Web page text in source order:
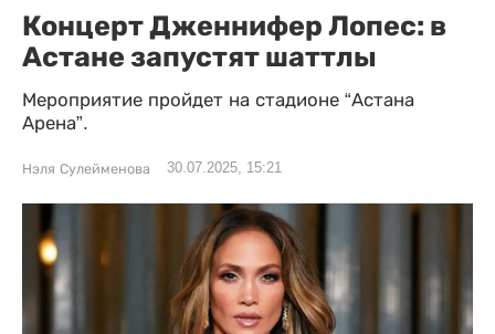
Концерт Дженнифер Лопес: в
Астане запустят шаттлы
Мероприятие пройдет на стадионе “Астана
Арена”.
Нэля Сулейменова 30.07.2025, 15:21